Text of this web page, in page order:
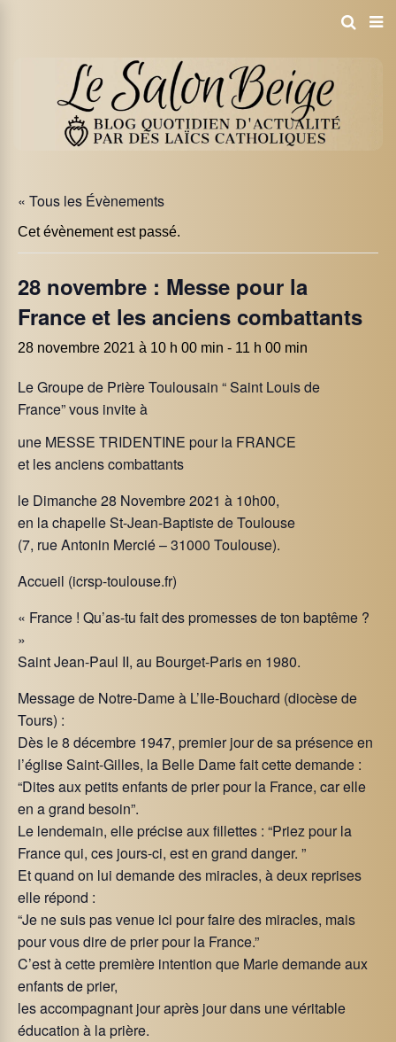
« Tous les Évènements
Cet évènement est passé.
28 novembre : Messe pour la
France et les anciens combattants
28 novembre 2021 à 10 h 00 min - 11 h 00 min
Le Groupe de Prière Toulousain “ Saint Louis de
France” vous invite à
une MESSE TRIDENTINE pour la FRANCE
et les anciens combattants
le Dimanche 28 Novembre 2021 à 10h00,
en la chapelle St-Jean-Baptiste de Toulouse
(7, rue Antonin Mercié – 31000 Toulouse).
Accueil (icrsp-toulouse.fr)
« France ! Qu’as-tu fait des promesses de ton baptême ?
»
Saint Jean-Paul II, au Bourget-Paris en 1980.
Message de Notre-Dame à L’Ile-Bouchard (diocèse de
Tours) :
Dès le 8 décembre 1947, premier jour de sa présence en
l’église Saint-Gilles, la Belle Dame fait cette demande :
“Dites aux petits enfants de prier pour la France, car elle
en a grand besoin”.
Le lendemain, elle précise aux fillettes : “Priez pour la
France qui, ces jours-ci, est en grand danger. ”
Et quand on lui demande des miracles, à deux reprises
elle répond :
“Je ne suis pas venue ici pour faire des miracles, mais
pour vous dire de prier pour la France.”
C’est à cette première intention que Marie demande aux
enfants de prier,
les accompagnant jour après jour dans une véritable
éducation à la prière.